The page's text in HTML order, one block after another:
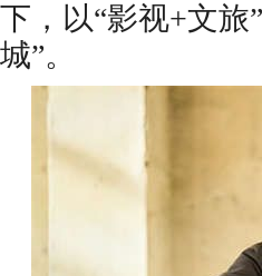
下，以“影视+文
城”。